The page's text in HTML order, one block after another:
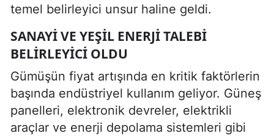
temel belirleyici unsur haline geldi.
SANAYI VE YEŞIL ENERJI TALEBI
BELIRLEYICI OLDU
Gümüşün fiyat artışında en kritik faktörlerin
başında endüstriyel kullanım geliyor. Güneş
panelleri, elektronik devreler, elektrikli
araçlar ve enerji depolama sistemleri gibi